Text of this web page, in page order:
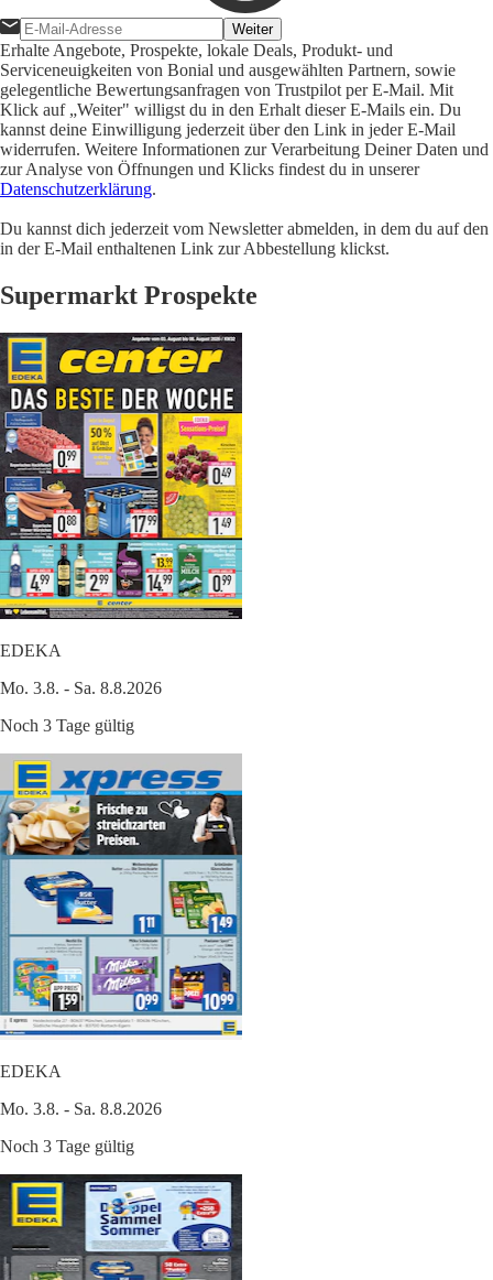
Weiter
Erhalte Angebote, Prospekte, lokale Deals, Produkt- und
Serviceneuigkeiten von Bonial und ausgewählten Partnern, sowie
gelegentliche Bewertungsanfragen von Trustpilot per E-Mail. Mit
Klick auf „Weiter" willigst du in den Erhalt dieser E-Mails ein. Du
kannst deine Einwilligung jederzeit über den Link in jeder E-Mail
widerrufen. Weitere Informationen zur Verarbeitung Deiner Daten und
zur Analyse von Öffnungen und Klicks findest du in unserer
Datenschutzerklärung.
Du kannst dich jederzeit vom Newsletter abmelden, in dem du auf den
in der E-Mail enthaltenen Link zur Abbestellung klickst.
Supermarkt Prospekte
EDEKA
Mo. 3.8. - Sa. 8.8.2026
Noch 3 Tage gültig
EDEKA
Mo. 3.8. - Sa. 8.8.2026
Noch 3 Tage gültig